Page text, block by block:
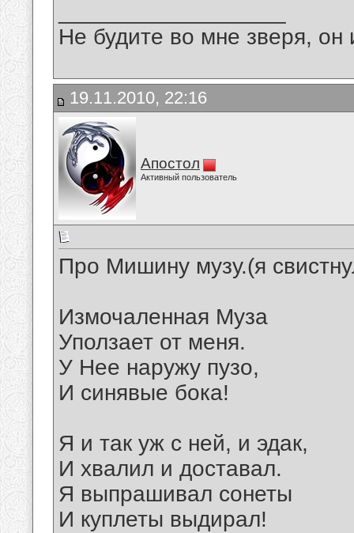
Не будите во мне зверя, он
19.11.2010, 22:16
Апостол
Активный пользователь
Про Мишину музу.(я
Измочаленная Муза
Уползает от меня.
У Нее наружу пузо,
И синявые бока!
Я и так уж с ней, и эдак,
И хвалил и доставал.
Я выпрашивал сонеты
И куплеты выдирал!